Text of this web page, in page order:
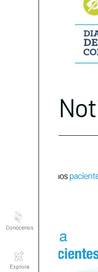
Conócenos
Explora